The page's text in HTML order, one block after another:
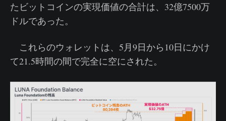
たビットコインの実現価値の合計は、32億7500万
ドルであった。
これらのウォレットは、5月9日から10日にかけ
て21.5時間の間で完全に空にされた。